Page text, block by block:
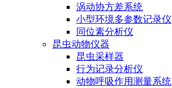
涡动协方差系统
小型环境多参数记录仪
同位素分析仪
昆虫动物仪器
昆虫采样器
行为记录分析仪
动物呼吸作用测量系统